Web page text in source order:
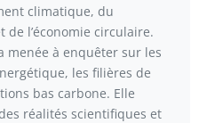
climatique, du
l’économie circulaire.
menée à enquêter sur les
les filières de
bas carbone. Elle
réalités scientifiques et